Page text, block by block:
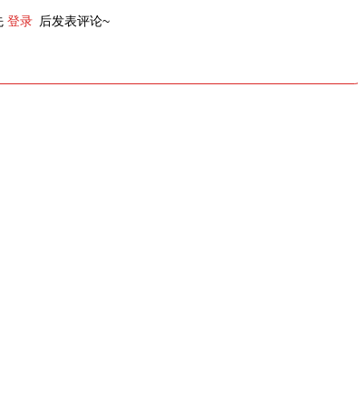
登录 后发表评论~